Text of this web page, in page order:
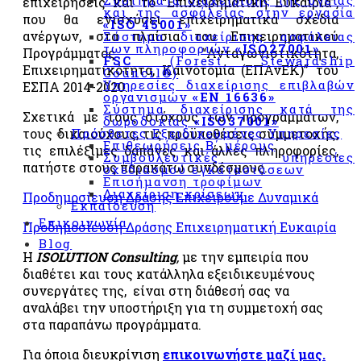
με τον
κανονισμό
«ΕΚ
852/2004»
&
«CODEX
ALIMENTARIUS»
Σύστημα
διαχείρισης
«BRCGS»
Σύστημα
IFS
Σχήμα
πιστοποίησης
εφαρμογής
συστήματος
για την
ασφάλεια
των
και της ασφάλειας στην εργασία
«ISO 45001»
Σύστημα διαχείρισης ασφάλειας
των πληροφοριών«ISO27001»
FSC (Forest Stewardship
Council®)
Υπηρεσίες διαχείρισης επιβλαβών
οργανισμών «EN 16636»
Σύστημα διαχείρισης κατά της
δωροδοκίας«ISO37001»
Πρόσθετες Εξειδικευμένες Υπηρεσίες
Επιθεωρήσεις Β΄ μέρους
Συμβουλευτικές υπηρεσίες
σχεδιασμού εγκαταστάσεων
Επισήμανση τροφίμων
Διαχείριση κρίσεων
Εκπαίδευση
Επικοινωνία
Blog
που θα ενισχύσει επιχειρηματικά σχέδια
ανέργων, στα πλαίσια του Επιχειρηματικού
Προγράμματος “Ανταγωνιστικότητα,
Επιχειρηματικότητα, Καινοτομία (ΕΠΑνΕΚ)” του
ΕΣΠΑ 2014-2020.
Σχετικά με τους στόχους των προγραμμάτων,
τους δικαιούχους, τις προϋποθέσεις συμμετοχής,
τις επιλέξιμες δαπάνες και άλλες πληροφορίες,
πατήστε στους παρακάτω συνδέσμους.
Προδημοσίευση Δράσης Επιχειρούμε Δυναμικά
Προδημοσίευση Δράσης Επιχειρηματική Ευκαιρία
Η ISOLUTION Consulting,με την εμπειρία που
διαθέτει και τους κατάλληλα εξειδικευμένους
συνεργάτες της, είναι στη διάθεσή σας να
αναλάβει την υποστήριξη για τη συμμετοχή σας
στα παραπάνω προγράμματα.
Για όποια διευκρίνιση επικοινωνήστε μαζί μας.